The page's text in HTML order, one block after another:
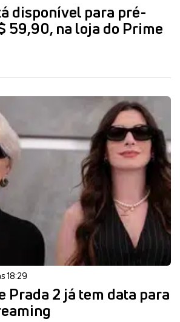
disponível para pré-
59,90, na loja do Prime
18:29
Prada 2 já tem data para